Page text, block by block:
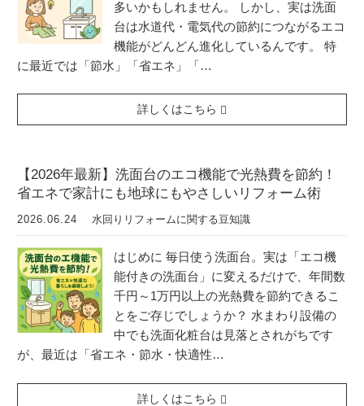
多いかもしれません。 しかし、実は洗面
台は水道代・電気代の節約につながるエコ
機能がどんどん進化しているんです。 特
に最近では「節水」「省エネ」「…
詳しくはこちら
【2026年最新】洗面台のエコ機能で光熱費を節約！
省エネで家計にも地球にもやさしいリフォーム術
2026.06.24 水回りリフォームに関する豆知識
はじめに 毎日使う洗面台。実は「エコ機
能付きの洗面台」に変えるだけで、年間数
千円～1万円以上の光熱費を節約できるこ
とをご存じでしょうか？ 水まわり設備の
中でも洗面化粧台は見落とされがちです
が、最近は「省エネ・節水・快適性…
詳しくはこちら